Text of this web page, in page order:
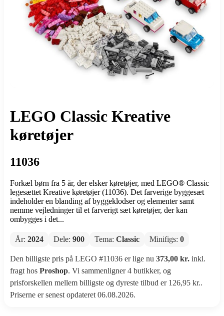
LEGO Classic Kreative
køretøjer
11036
Forkæl børn fra 5 år, der elsker køretøjer, med LEGO® Classic
legesættet Kreative køretøjer (11036). Det farverige byggesæt
indeholder en blanding af byggeklodser og elementer samt
nemme vejledninger til et farverigt sæt køretøjer, der kan
ombygges i det...
År: 2024 Dele: 900 Tema: Classic Minifigs: 0
Den billigste pris på LEGO #11036 er lige nu 373,00 kr. inkl.
fragt hos Proshop. Vi sammenligner 4 butikker, og
prisforskellen mellem billigste og dyreste tilbud er 126,95 kr..
Priserne er senest opdateret 06.08.2026.